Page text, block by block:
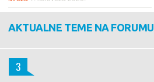
AKTUALNE TEME NA FORUMU
3